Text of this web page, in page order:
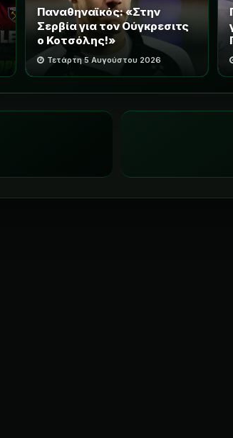
Παναθηναϊκός: «Στην
Σερβία για τον Ούγκρεσιτς
ο Κοτσόλης!»
Τετάρτη 5 Αυγούστου 2026